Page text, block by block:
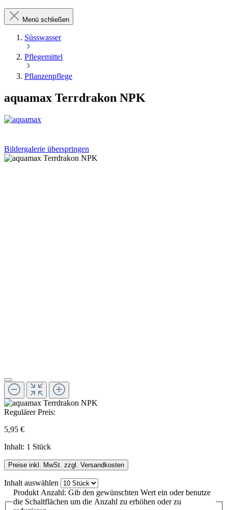
Menü schließen
Süsswasser
Pflegemittel
Pflanzenpflege
aquamax Terrdrakon NPK
Bildergalerie überspringen
Regulärer Preis:
5,95 €
Inhalt: 1 Stück
Preise inkl. MwSt. zzgl. Versandkosten
Inhalt auswählen
Produkt Anzahl: Gib den gewünschten Wert ein oder benutze
die Schaltflächen um die Anzahl zu erhöhen oder zu